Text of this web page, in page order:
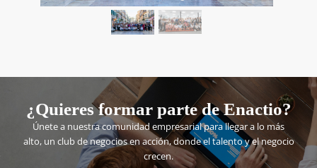
¿Quieres formar parte de Enactio?
Únete a nuestra comunidad empresarial para llegar a lo más
alto, un club de negocios en acción, donde el talento y el negocio
crecen.